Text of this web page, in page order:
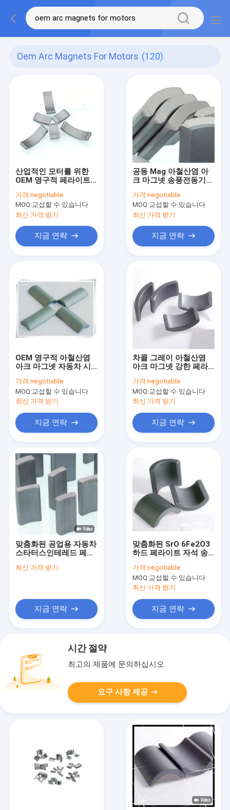
Oem Arc Magnets For Motors (120)
산업적인 모터를 위한
OEM 영구적 페라이트
가격:negotiable
MOQ:교섭할 수 있습니다
최신 가격 받기
지금 연락
공동 Mag 아철산염 아
크 마그넷 송풍전동기
절 시트 Y10T
가격:negotiable
MOQ:교섭할 수 있습니다
최신 가격 받기
지금 연락
OEM 영구적 아철산염
아크 마그넷 자동차 시
가격:negotiable
MOQ:교섭할 수 있습니다
최신 가격 받기
지금 연락
차콜 그레이 아철산염
아크 마그넷 강한 페라
가격:negotiable
MOQ:교섭할 수 있습니다
최신 가격 받기
지금 연락
맞춤화된 공업용 자동차
스타터스인테레드 페라
블록 시트
최신 가격 받기
지금 연락
맞춤화된 SrO 6Fe2O3
하드 페라이트 자석 송
가격:negotiable
MOQ:교섭할 수 있습니다
최신 가격 받기
지금 연락
시간 절약
최고의 제품에 문의하십시오.
요구 사항 제공